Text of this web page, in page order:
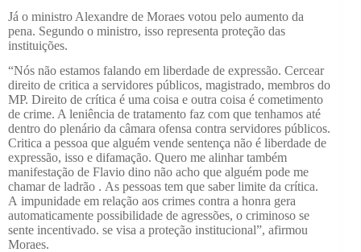
Já o ministro Alexandre de Moraes votou pelo aumento da
pena. Segundo o ministro, isso representa proteção das
instituições.
“Nós não estamos falando em liberdade de expressão. Cercear
direito de critica a servidores públicos, magistrado, membros do
MP. Direito de crítica é uma coisa e outra coisa é cometimento
de crime. A leniência de tratamento faz com que tenhamos até
dentro do plenário da câmara ofensa contra servidores públicos.
Critica a pessoa que alguém vende sentença não é liberdade de
expressão, isso e difamação. Quero me alinhar também
manifestação de Flavio dino não acho que alguém pode me
chamar de ladrão . As pessoas tem que saber limite da crítica.
A impunidade em relação aos crimes contra a honra gera
automaticamente possibilidade de agressões, o criminoso se
sente incentivado. se visa a proteção institucional”, afirmou
Moraes.